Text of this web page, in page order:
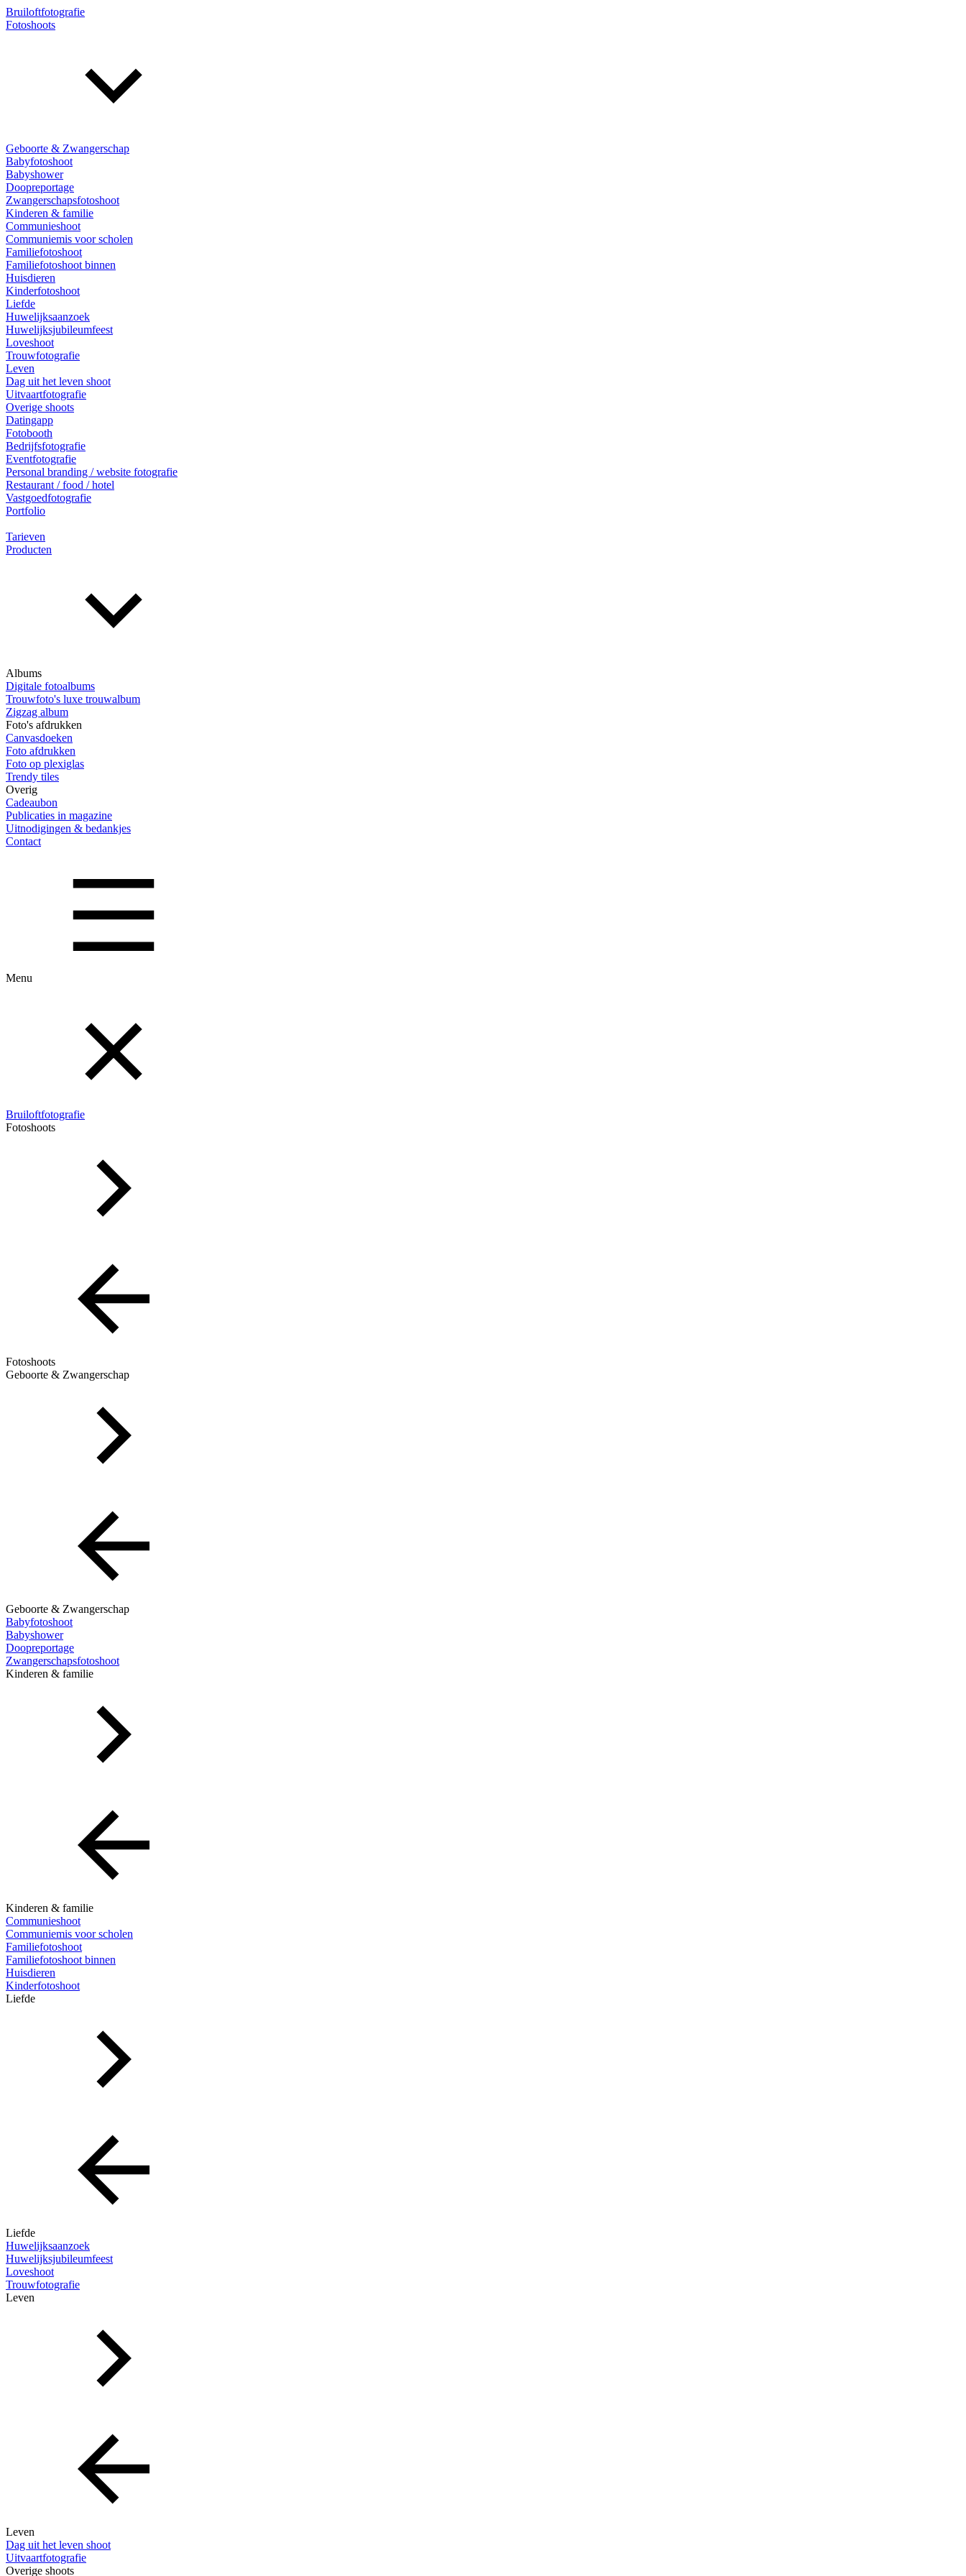
Bruiloftfotografie
Fotoshoots
Geboorte & Zwangerschap
Babyfotoshoot
Babyshower
Doopreportage
Zwangerschapsfotoshoot
Kinderen & familie
Communieshoot
Communiemis voor scholen
Familiefotoshoot
Familiefotoshoot binnen
Huisdieren
Kinderfotoshoot
Liefde
Huwelijksaanzoek
Huwelijksjubileumfeest
Loveshoot
Trouwfotografie
Leven
Dag uit het leven shoot
Uitvaartfotografie
Overige shoots
Datingapp
Fotobooth
Bedrijfsfotografie
Eventfotografie
Personal branding / website fotografie
Restaurant / food / hotel
Vastgoedfotografie
Portfolio
Tarieven
Producten
Albums
Digitale fotoalbums
Trouwfoto's luxe trouwalbum
Zigzag album
Foto's afdrukken
Canvasdoeken
Foto afdrukken
Foto op plexiglas
Trendy tiles
Overig
Cadeaubon
Publicaties in magazine
Uitnodigingen & bedankjes
Contact
Menu
Bruiloftfotografie
Fotoshoots
Fotoshoots
Geboorte & Zwangerschap
Geboorte & Zwangerschap
Babyfotoshoot
Babyshower
Doopreportage
Zwangerschapsfotoshoot
Kinderen & familie
Kinderen & familie
Communieshoot
Communiemis voor scholen
Familiefotoshoot
Familiefotoshoot binnen
Huisdieren
Kinderfotoshoot
Liefde
Liefde
Huwelijksaanzoek
Huwelijksjubileumfeest
Loveshoot
Trouwfotografie
Leven
Leven
Dag uit het leven shoot
Uitvaartfotografie
Overige shoots